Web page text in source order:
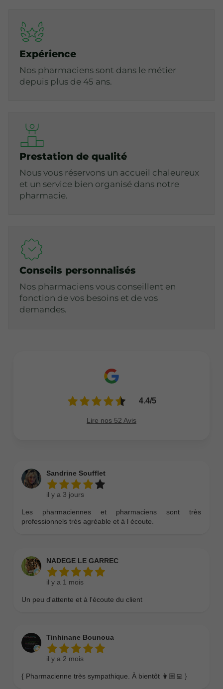
Expérience
Nos pharmaciens sont dans le métier
depuis plus de 45 ans.
Prestation de qualité
Nous vous réservons un accueil chaleureux
et un service bien organisé dans notre
pharmacie.
Conseils personnalisés
Nos pharmaciens vous conseillent en
fonction de vos besoins et de vos
demandes.